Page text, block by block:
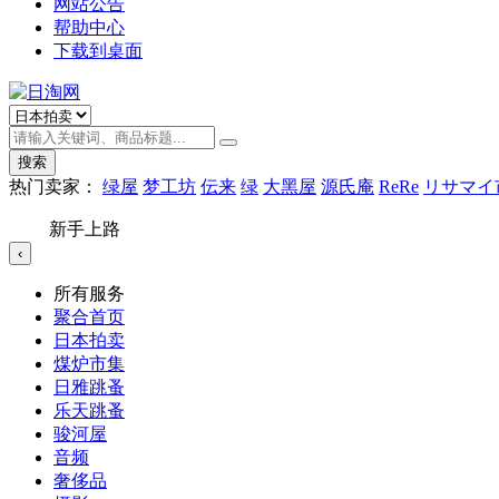
网站公告
帮助中心
下载到桌面
搜索
热门卖家： 绿屋 梦工坊 伝来 绿 大黑屋 源氏庵 ReRe リサマ
新手上路
‹
所有服务
聚合首页
日本拍卖
煤炉市集
日雅跳蚤
乐天跳蚤
骏河屋
音频
奢侈品